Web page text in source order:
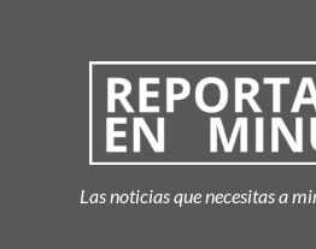
Las noticias que necesitas a